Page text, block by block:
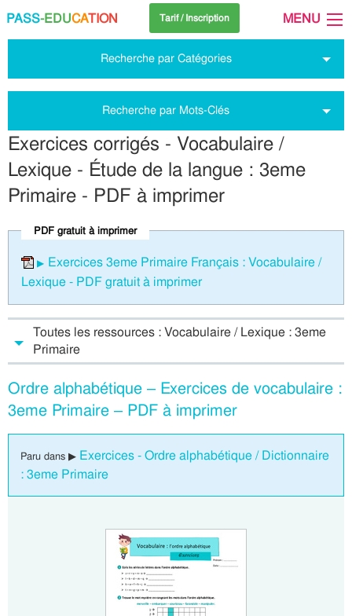
PASS-EDUCATION Tarif / Inscription MENU
Recherche par Catégories
Recherche par Mots-Clés
Exercices corrigés - Vocabulaire /
Lexique - Étude de la langue : 3eme
Primaire - PDF à imprimer
PDF gratuit à imprimer
Exercices 3eme Primaire Français : Vocabulaire /
Lexique - PDF gratuit à imprimer
Toutes les ressources : Vocabulaire / Lexique : 3eme
Primaire
Ordre alphabétique – Exercices de vocabulaire :
3eme Primaire – PDF à imprimer
Paru dans ▶ Exercices - Ordre alphabétique / Dictionnaire
: 3eme Primaire